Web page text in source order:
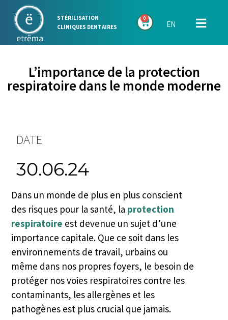
STÉRILISATION
CLINIQUES DENTAIRES
0
EN
L’importance de la protection
respiratoire dans le monde moderne
DATE
30.06.24
Dans un monde de plus en plus conscient
des risques pour la santé, la protection
respiratoire est devenue un sujet d’une
importance capitale. Que ce soit dans les
environnements de travail, urbains ou
même dans nos propres foyers, le besoin de
protéger nos voies respiratoires contre les
contaminants, les allergènes et les
pathogènes est plus crucial que jamais.